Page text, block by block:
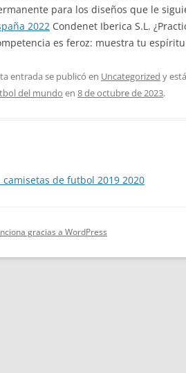
para los diseños que le
2022 Condenet Iberica S.L.
es feroz: muestra tu
entrada se publicó en Uncategorized y
del mundo en 8 de octubre de 2023.
camisetas de futbol 2019 2020
gracias a WordPress